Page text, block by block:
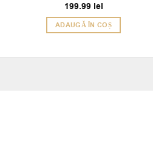
Evaluat
la4din
5
199.99 lei
ADAUGĂ ÎN COȘ